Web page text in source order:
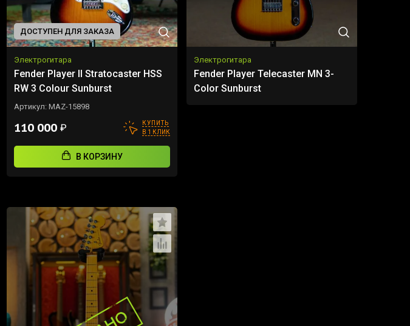
ДОСТУПЕН ДЛЯ ЗАКАЗА
Электрогитара
Fender Player II Stratocaster HSS
RW 3 Colour Sunburst
Артикул: MAZ-15898
110 000 ₽
КУПИТЬ
В 1 КЛИК
В КОРЗИНУ
Электрогитара
Fender Player Telecaster MN 3-
Color Sunburst